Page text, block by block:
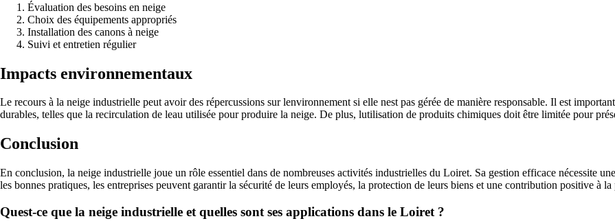
Évaluation des besoins en neige
Choix des équipements appropriés
Installation des canons à neige
Suivi et entretien régulier
Impacts environnementaux
Le recours à la neige industrielle peut avoir des répercussions sur lenvironnement si elle nest pas gérée de manière responsable. Il est
durables, telles que la recirculation de leau utilisée pour produire la neige. De plus, lutilisation de produits chimiques doit être limitée pour
Conclusion
En conclusion, la neige industrielle joue un rôle essentiel dans de nombreuses activités industrielles du Loiret. Sa gestion efficace nécessite
les bonnes pratiques, les entreprises peuvent garantir la sécurité de leurs employés, la protection de leurs biens et une contribution positive à
Quest-ce que la neige industrielle et quelles sont ses applications dans le Loiret ?